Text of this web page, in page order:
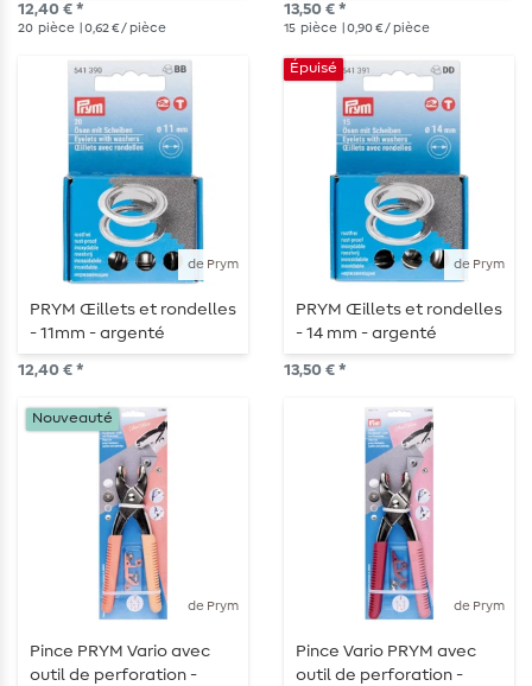
12,40 € *
20 pièce | 0,62 € / pièce
13,50 € *
15 pièce | 0,90 € / pièce
de Prym
PRYM Œillets et rondelles
- 11mm - argenté
12,40 € *
de Prym
Épuisé
PRYM Œillets et rondelles
- 14 mm - argenté
13,50 € *
de Prym
Nouveauté
Pince PRYM Vario avec
outil de perforation -
de Prym
Pince Vario PRYM avec
outil de perforation -